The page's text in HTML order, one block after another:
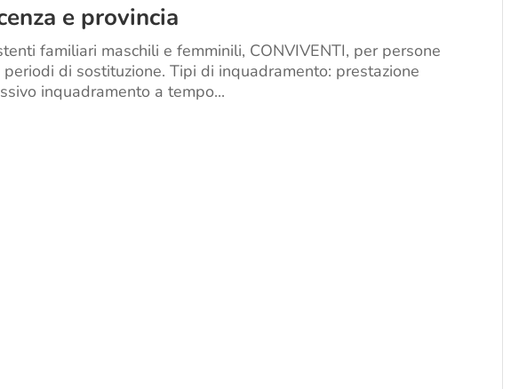
e provincia
familiari maschili e femminili, CONVIVENTI, per persone
di sostituzione. Tipi di inquadramento: prestazione
inquadramento a tempo...